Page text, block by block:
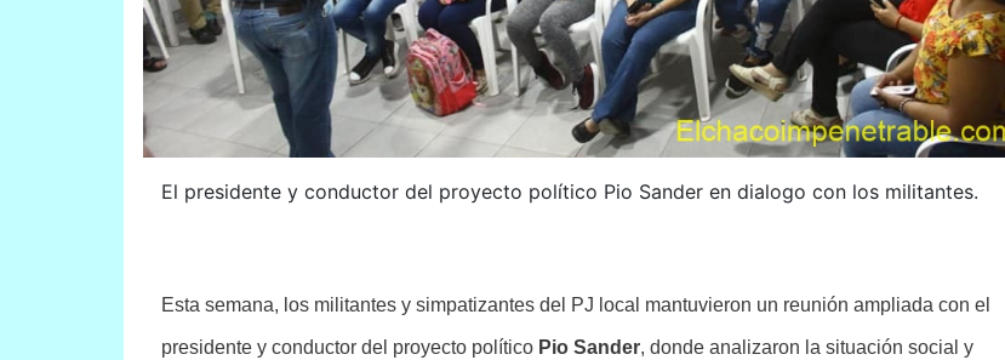
El presidente y conductor del proyecto político Pio Sander en dialogo con los militantes.
Esta semana, los militantes y simpatizantes del PJ local mantuvieron un reunión ampliada con el
presidente y conductor del proyecto político Pio Sander, donde analizaron la situación social y